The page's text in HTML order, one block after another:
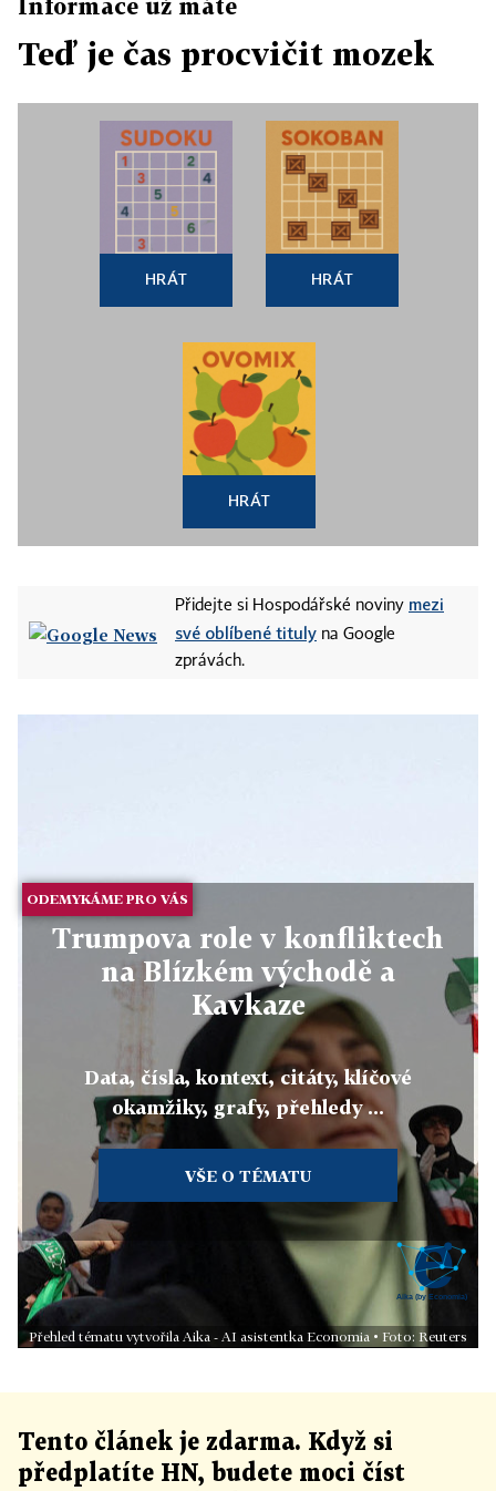
Informace už máte
Teď je čas procvičit mozek
HRÁT HRÁT
HRÁT
Přidejte si Hospodářské noviny mezi
své oblíbené tituly na Google
zprávách.
ODEMYKÁME PRO VÁS
Trumpova role v konfliktech
na Blízkém východě a
Kavkaze
Data, čísla, kontext, citáty, klíčové
okamžiky, grafy, přehledy ...
VŠE O TÉMATU
Přehled tématu vytvořila Aika - AI asistentka Economia • Foto: Reuters
Tento článek je zdarma. Když si
předplatíte HN, budete moci číst